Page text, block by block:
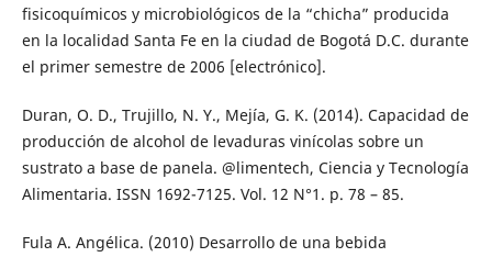
fisicoquímicos y microbiológicos de la “chicha” producida
en la localidad Santa Fe en la ciudad de Bogotá D.C. durante
el primer semestre de 2006 [electrónico].
Duran, O. D., Trujillo, N. Y., Mejía, G. K. (2014). Capacidad de
producción de alcohol de levaduras vinícolas sobre un
sustrato a base de panela. @limentech, Ciencia y Tecnología
Alimentaria. ISSN 1692-7125. Vol. 12 N°1. p. 78 – 85.
Fula A. Angélica. (2010) Desarrollo de una bebida